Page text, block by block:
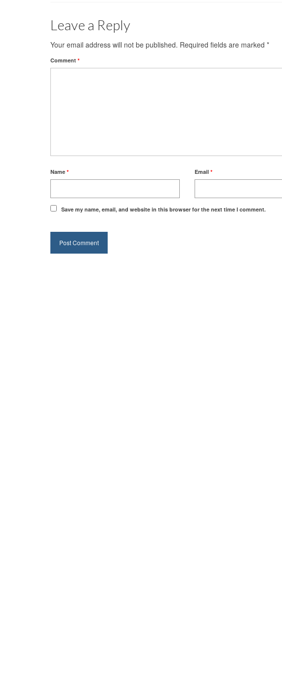
Leave a Reply
Your email address will not be published. Required fields are marked *
Comment *
Name * Email*
Save my name, email, and website in this browser for the next time I comment.